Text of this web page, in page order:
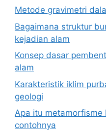
Metode gravimetri
Bagaimana struktur
kejadian alam
Konsep dasar
alam
Karakteristik iklim
geologi
Apa itu
contohnya